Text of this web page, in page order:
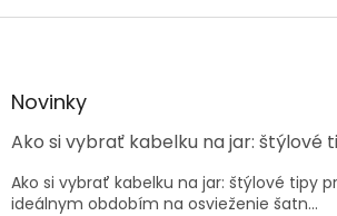
Z
äNovinky
Ako si vybrať kabelku na jar: štýlové
Ako si vybrať kabelku na jar: štýlové tipy
ideálnym obdobím na osvieženie šatn...